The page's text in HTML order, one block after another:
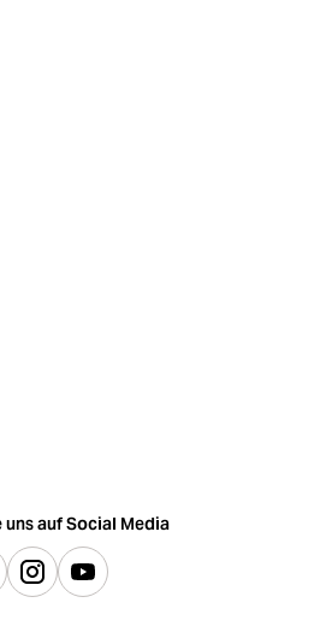
uns auf Social Media